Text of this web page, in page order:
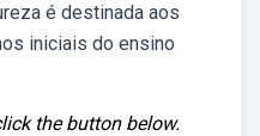
é destinada aos
iniciais do ensino
the button below.